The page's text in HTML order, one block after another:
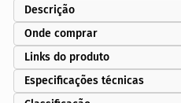
Descrição
Onde comprar
Links do produto
Especificações técnicas